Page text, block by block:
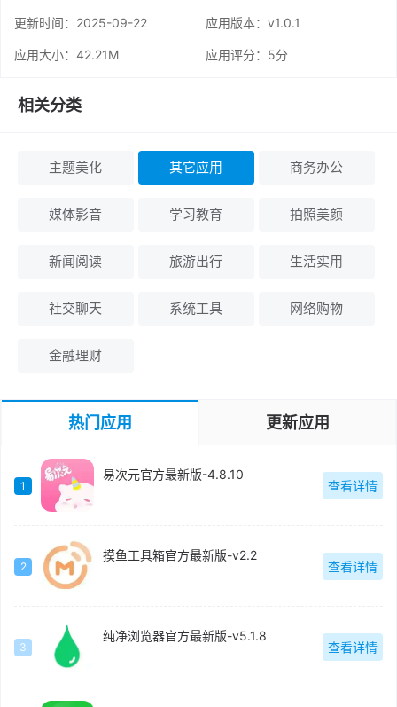
更新时间： 2025-09-22 应用版本：v1.0.1
应用大小：42.21M 应用评分： 5分
相关分类
主题美化 其它应用 商务办公
媒体影音 学习教育 拍照美颜
新闻阅读 旅游出行 生活实用
社交聊天 系统工具 网络购物
金融理财
热门应用 更新应用
1
易次元官方最新版-4.8.10
查看详情
2
摸鱼工具箱官方最新版-v2.2
查看详情
3
纯净浏览器官方最新版-v5.1.8
查看详情